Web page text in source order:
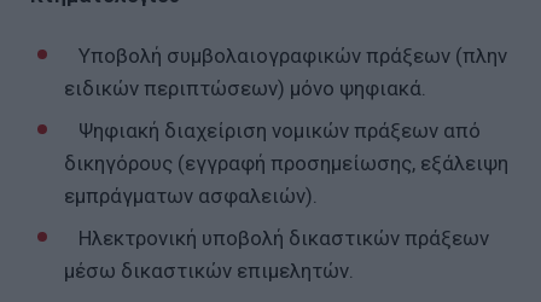
Υποβολή συμβολαιογραφικών πράξεων (πλην
ειδικών περιπτώσεων) μόνο ψηφιακά.
Ψηφιακή διαχείριση νομικών πράξεων από
δικηγόρους (εγγραφή προσημείωσης, εξάλειψη
εμπράγματων ασφαλειών).
Ηλεκτρονική υποβολή δικαστικών πράξεων
μέσω δικαστικών επιμελητών.